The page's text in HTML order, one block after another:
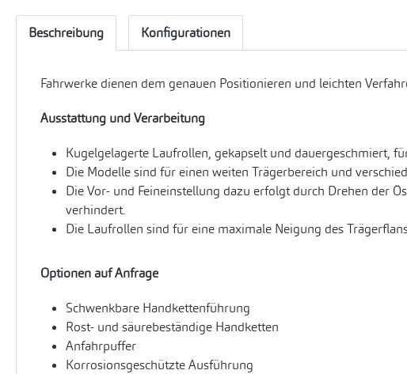
Beschreibung Konfigurationen
Fahrwerke dienen dem genauen Positionieren und leichten
Ausstattung und Verarbeitung
Kugelgelagerte Laufrollen, gekapselt und dauergeschmiert,
Die Modelle sind für einen weiten Trägerbereich und
Die Vor- und Feineinstellung dazu erfolgt durch Drehen der
verhindert.
Die Laufrollen sind für eine maximale Neigung des
Optionen auf Anfrage
Schwenkbare Handkettenführung
Rost- und säurebeständige Handketten
Anfahrpuffer
Korrosionsgeschützte Ausführung